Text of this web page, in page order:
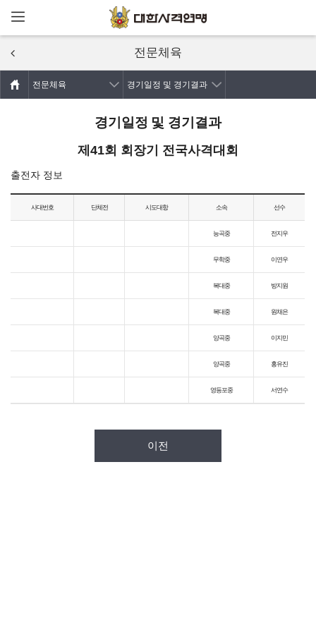
주요콘텐츠로
전문체육
전문체육 경기일정 및 경기결과
경기일정 및 경기결과
제41회 회장기 전국사격대회
출전자 정보
사대번호 단체전 시도대항 소속 선수
능곡중 전지우
무학중 이연우
복대중 방지원
복대중 원채은
양곡중 이지민
양곡중 홍유진
영등포중 서연수
이전